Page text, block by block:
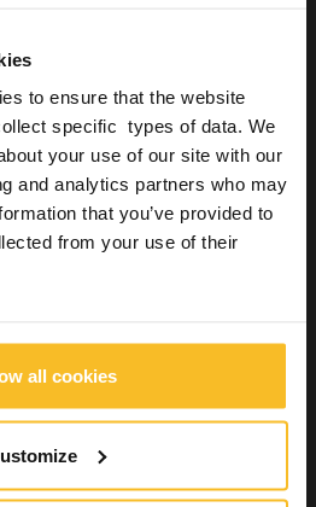
to ensure that the website
specific types of data. We
your use of our site with our
and analytics partners who may
that you’ve provided to
from your use of their
all cookies
drastisch zu verringern,
zur Wartung der Dentaleinheit
der Absaugleitungen mit
mit Wasser für mindestens 2